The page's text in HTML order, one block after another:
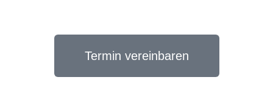
Termin vereinbaren